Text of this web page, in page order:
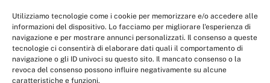
Utilizziamo tecnologie come i cookie per memorizzare e/o accedere alle
informazioni del dispositivo. Lo facciamo per migliorare l'esperienza di
navigazione e per mostrare annunci personalizzati. Il consenso a queste
tecnologie ci consentirà di elaborare dati quali il comportamento di
navigazione o gli ID univoci su questo sito. Il mancato consenso o la
revoca del consenso possono influire negativamente su alcune
caratteristiche e funzioni.
Economico,
num. registrazione: 302017000014044 del 9 febbraio 2017.
Per contatti:redazione@anagnia.com